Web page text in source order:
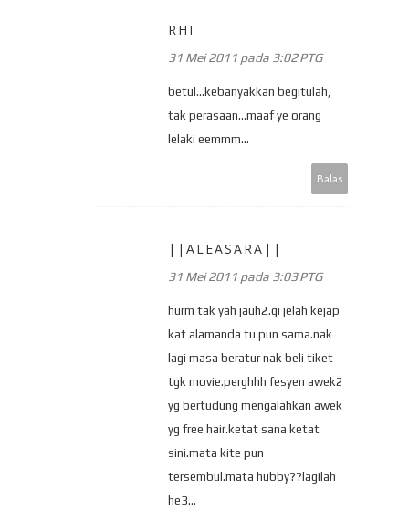
RHI
31 Mei 2011 pada 3:02 PTG
betul...kebanyakkan begitulah,
tak perasaan...maaf ye orang
lelaki eemmm...
Balas
||ALEASARA||
31 Mei 2011 pada 3:03 PTG
hurm tak yah jauh2.gi jelah kejap
kat alamanda tu pun sama.nak
lagi masa beratur nak beli tiket
tgk movie.perghhh fesyen awek2
yg bertudung mengalahkan awek
yg free hair.ketat sana ketat
sini.mata kite pun
tersembul.mata hubby??lagilah
he3...